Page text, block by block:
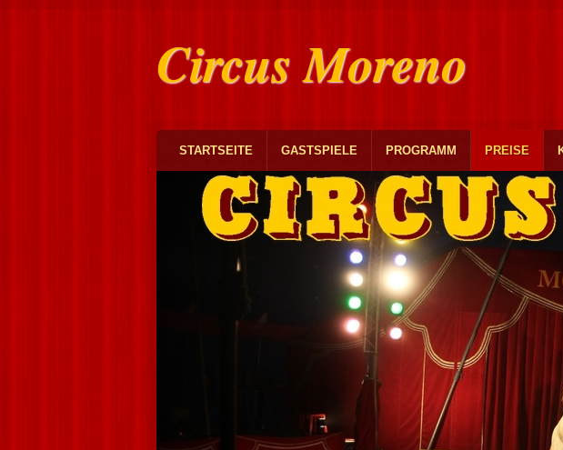
Circus Moreno
STARTSEITE GASTSPIELE PROGRAMM PREISE